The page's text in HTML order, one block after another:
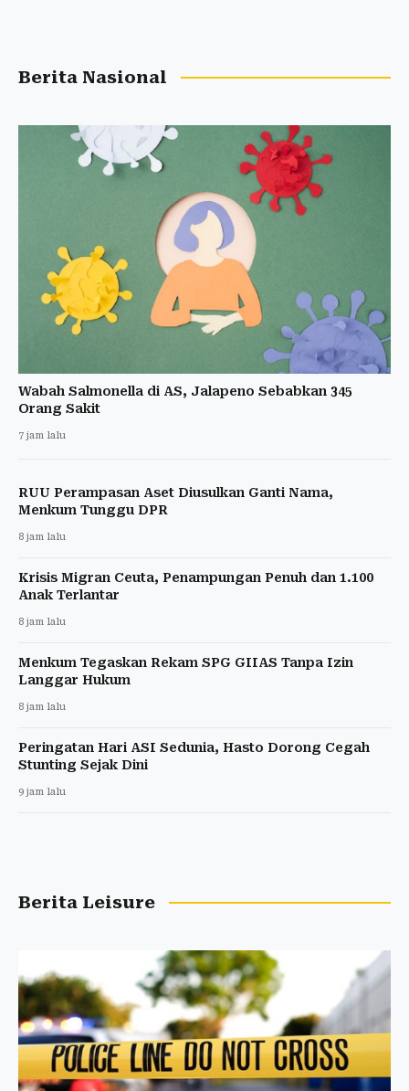
Berita Nasional
Wabah Salmonella di AS, Jalapeno Sebabkan 345
Orang Sakit
7 jam lalu
RUU Perampasan Aset Diusulkan Ganti Nama,
Menkum Tunggu DPR
8 jam lalu
Krisis Migran Ceuta, Penampungan Penuh dan 1.100
Anak Terlantar
8 jam lalu
Menkum Tegaskan Rekam SPG GIIAS Tanpa Izin
Langgar Hukum
8 jam lalu
Peringatan Hari ASI Sedunia, Hasto Dorong Cegah
Stunting Sejak Dini
9 jam lalu
Berita Leisure